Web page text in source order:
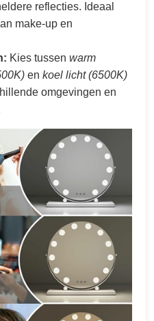
reflecties. Ideaal
make-up en
Kies tussen warm
en koel licht (6500K)
omgevingen en